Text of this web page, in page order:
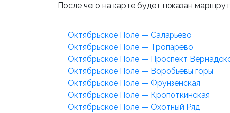
После чего на карте будет показан
Октябрьское Поле — Саларьево
Октябрьское Поле — Тропарёво
Октябрьское Поле — Проспект
Октябрьское Поле — Воробьёвы горы
Октябрьское Поле — Фрунзенская
Октябрьское Поле — Кропоткинская
Октябрьское Поле — Охотный Ряд